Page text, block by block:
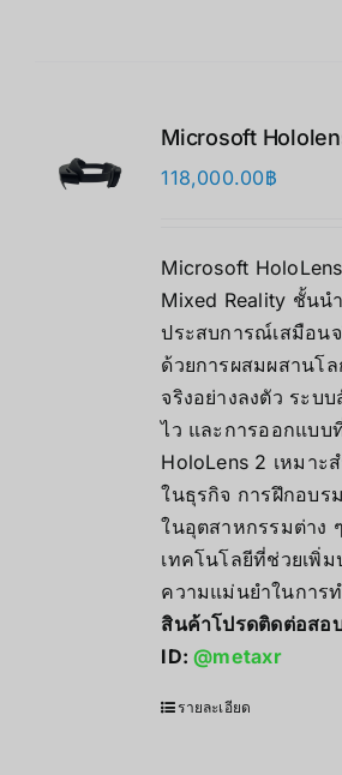
Microsoft
118,000.00฿
Microsoft
Mixed Reality ชั้น
ประสบการณ์เสมือน
ด้วยการผสมผสานโ
จริงอย่างลงตัว ระบ
ไว และการออกแบบ
HoloLens 2 เหมาะ
ในธุรกิจ การฝึกอบร
ในอุตสาหกรรมต่าง
เทคโนโลยีที่ช่วยเพิ่
ความแม่นยำในการ
สินค้าโปรดติดต่อสอ
ID:@metaxr
รายละเอียด